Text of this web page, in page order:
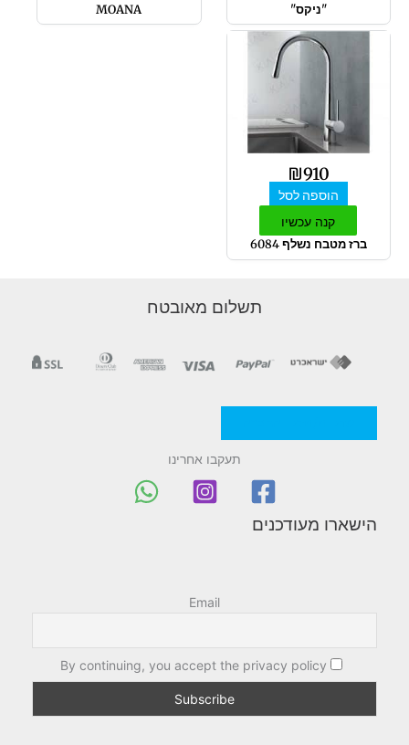
"ניקס"
MOANA
₪910
הוספה לסל
קנה עכשיו
ברז מטבח נשלף 6084
תשלום מאובטח
תעקבו אחרינו
הישארו מעודכנים
Email
By continuing, you accept the privacy policy